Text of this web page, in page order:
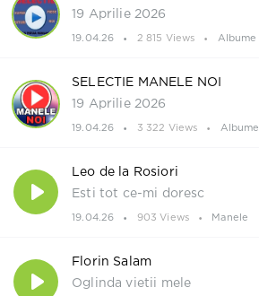
19 Aprilie 2026
19.04.26 2 815 Views Albume
SELECTIE MANELE NOI
19 Aprilie 2026
19.04.26 3 322 Views Albume
Leo de la Rosiori
Esti tot ce-mi doresc
19.04.26 903 Views Manele
Florin Salam
Oglinda vietii mele